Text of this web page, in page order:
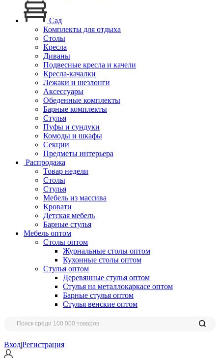
Сад
Комплекты для отдыха
Столы
Кресла
Диваны
Подвесные кресла и качели
Кресла-качалки
Лежаки и шезлонги
Аксессуары
Обеденные комплекты
Барные комплекты
Стулья
Пуфы и сундуки
Комоды и шкафы
Секции
Предметы интерьера
Распродажа
Товар недели
Столы
Стулья
Мебель из массива
Кровати
Детская мебель
Барные стулья
Мебель оптом
Столы оптом
Журнальные столы оптом
Кухонные столы оптом
Стулья оптом
Деревянные стулья оптом
Стулья на металлокаркасе оптом
Барные стулья оптом
Стулья венские оптом
Вход|Регистрация